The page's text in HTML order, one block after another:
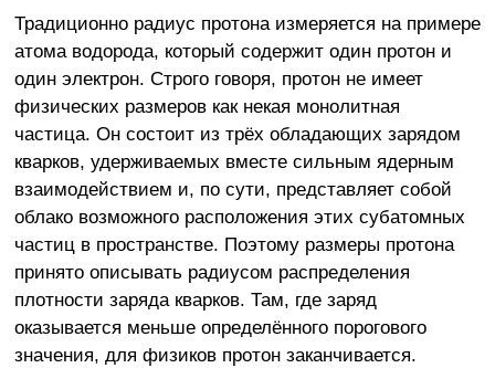
Традиционно радиус протона измеряется на примере
атома водорода, который содержит один протон и
один электрон. Строго говоря, протон не имеет
физических размеров как некая монолитная
частица. Он состоит из трёх обладающих зарядом
кварков, удерживаемых вместе сильным ядерным
взаимодействием и, по сути, представляет собой
облако возможного расположения этих субатомных
частиц в пространстве. Поэтому размеры протона
принято описывать радиусом распределения
плотности заряда кварков. Там, где заряд
оказывается меньше определённого порогового
значения, для физиков протон заканчивается.